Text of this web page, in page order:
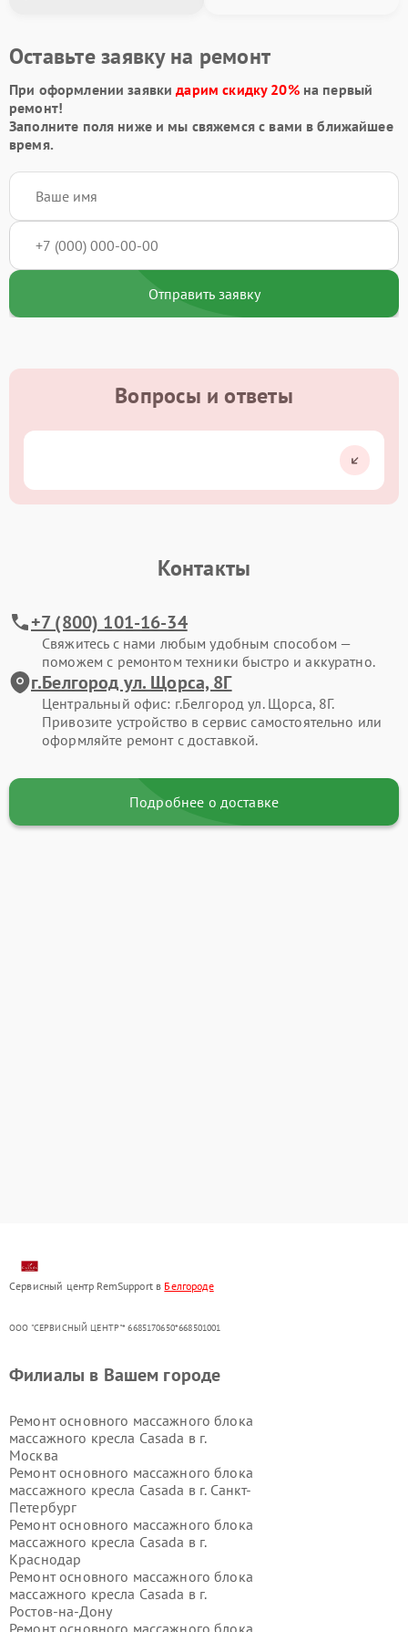
Оставьте заявку на ремонт
При оформлении заявкидарим скидку 20%на первый
ремонт!
Заполните поля ниже и мы свяжемся с вами в ближайшее
время.
Отправить заявку
Вопросы и ответы
Контакты
+7 (800) 101-16-34
Свяжитесь с нами любым удобным способом —
поможем с ремонтом техники быстро и аккуратно.
г.Белгород ул. Щорса, 8Г
Центральный офис: г.Белгород ул. Щорса, 8Г.
Привозите устройство в сервис самостоятельно или
оформляйте ремонт с доставкой.
Подробнее о доставке
Сервисный центр RemSupport в Белгороде
ООО "СЕРВИСНЫЙ ЦЕНТР"* 6685170650*668501001
Филиалы в Вашем городе
Ремонт основного массажного блока
массажного кресла Casada в г.
Москва
Ремонт основного массажного блока
массажного кресла Casada в г. Санкт-
Петербург
Ремонт основного массажного блока
массажного кресла Casada в г.
Краснодар
Ремонт основного массажного блока
массажного кресла Casada в г.
Ростов-на-Дону
Ремонт основного массажного блока